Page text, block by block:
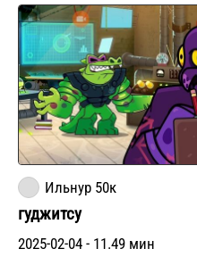
Ильнур 50к
гуджитсу
2025-02-04 - 11.49 мин